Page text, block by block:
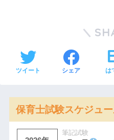
ツイート シェア は
保育士試験スケジュ
筆記試験